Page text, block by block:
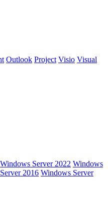
Outlook Project Visio Visual
Windows Server 2022 Windows
2016 Windows Server